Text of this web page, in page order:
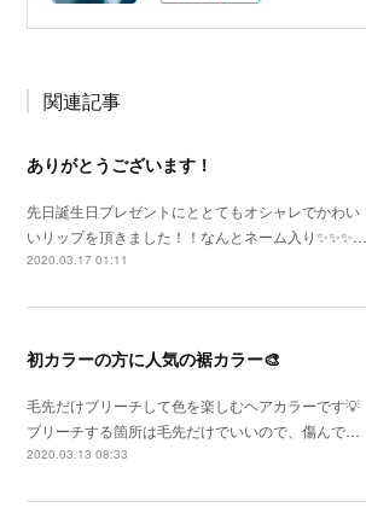
関連記事
ありがとうございます！
先日誕生日プレゼントにととてもオシャレでかわい
いリップを頂きました！！なんとネーム入り✨✨✨…
2020.03.17 01:11
初カラーの方に人気の裾カラー🎨
毛先だけブリーチして色を楽しむヘアカラーです💡
ブリーチする箇所は毛先だけでいいので、傷んで…
2020.03.13 08:33